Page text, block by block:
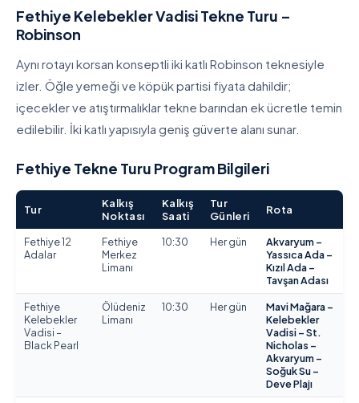
Fethiye Kelebekler Vadisi Tekne Turu –
Robinson
Aynı rotayı korsan konseptli iki katlı Robinson teknesiyle
izler. Öğle yemeği ve köpük partisi fiyata dahildir;
içecekler ve atıştırmalıklar tekne barından ek ücretle temin
edilebilir. İki katlı yapısıyla geniş güverte alanı sunar.
Fethiye Tekne Turu Program Bilgileri
Tur
Kalkış
Noktası
Kalkış
Saati
Tur
Günleri
Rota
Fethiye 12
Adalar
Fethiye
Merkez
Limanı
10:30 Her gün
Akvaryum –
Yassıca Ada –
Kızıl Ada –
Tavşan Adası
Fethiye
Kelebekler
Vadisi –
Black Pearl
Ölüdeniz
Limanı
10:30 Her gün
Mavi Mağara –
Kelebekler
Vadisi – St.
Nicholas –
Akvaryum –
Soğuk Su –
Deve Plajı